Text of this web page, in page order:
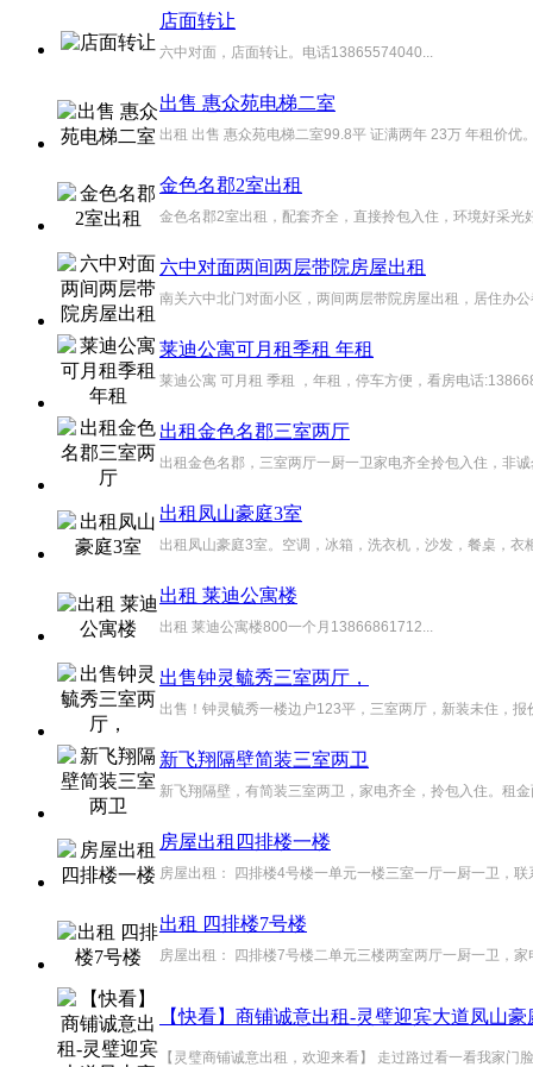
店面转让
六中对面，店面转让。电话13865574040...
出售 惠众苑电梯二室
出租 出售 惠众苑电梯二室99.8平 证满两年 23万 年租价优
金色名郡2室出租
金色名郡2室出租，配套齐全，直接拎包入住，环境好采光
六中对面两间两层带院房屋出租
南关六中北门对面小区，两间两层带院房屋出租，居住办
莱迪公寓可月租季租 年租
莱迪公寓 可月租 季租 ，年租，停车方便，看房电话
出租金色名郡三室两厅
出租金色名郡，三室两厅一厨一卫家电齐全拎包入住，非
出租凤山豪庭3室
出租凤山豪庭3室。空调，冰箱，洗衣机，沙发，餐桌，衣
出租 莱迪公寓楼
出租 莱迪公寓楼800一个月13866861712...
出售钟灵毓秀三室两厅，
出售！钟灵毓秀一楼边户123平，三室两厅，新装未住，
新飞翔隔壁简装三室两卫
新飞翔隔壁，有简装三室两卫，家电齐全，拎包入住。租
房屋出租四排楼一楼
房屋出租： 四排楼4号楼一单元一楼三室一厅一厨一卫，
出租 四排楼7号楼
房屋出租： 四排楼7号楼二单元三楼两室两厅一厨一卫，
【快看】商铺诚意出租-灵璧迎宾大道凤山豪
【灵璧商铺诚意出租，欢迎来看】 走过路过看一看我家